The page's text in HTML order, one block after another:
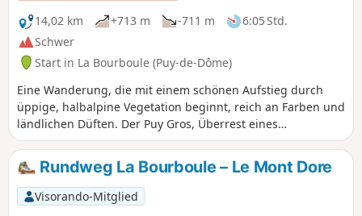
14,02 km
+713 m -711 m
6:05 Std.
Schwer
Start in La Bourboule (Puy-de-Dôme)
Eine Wanderung, die mit einem schönen Aufstieg durch
üppige, halbalpine Vegetation beginnt, reich an Farben und
ländlichen Düften. Der Puy Gros, Überrest eines
ehemaligen Vulkankegels, bietet ein einzigartiges
Panorama über das Tal der Haute Dordogne und auf die
Kurorte Mont-Dore und La Bourboule.
Rundweg La Bourboule – Le Mont Dore
Visorando-Mitglied